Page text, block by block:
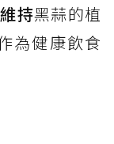
持黑蒜的植
為健康飲食